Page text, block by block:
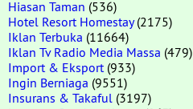
Hiasan Taman (536)
Hotel Resort Homestay(2175)
Iklan Terbuka (11664)
Iklan Tv Radio Media Massa (479)
Import & Eksport (933)
Ingin Berniaga (9551)
Insurans & Takaful (3197)